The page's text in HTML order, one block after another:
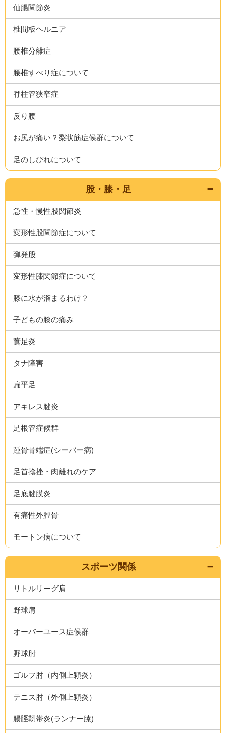
仙腸関節炎
椎間板ヘルニア
腰椎分離症
腰椎すべり症について
脊柱管狭窄症
反り腰
お尻が痛い？梨状筋症候群について
足のしびれについて
股・膝・足
急性・慢性股関節炎
変形性股関節症について
弾発股
変形性膝関節症について
膝に水が溜まるわけ？
子どもの膝の痛み
鵞足炎
タナ障害
扁平足
アキレス腱炎
足根管症候群
踵骨骨端症(シーバー病)
足首捻挫・肉離れのケア
足底腱膜炎
有痛性外脛骨
モートン病について
スポーツ関係
リトルリーグ肩
野球肩
オーバーユース症候群
野球肘
ゴルフ肘（内側上顆炎）
テニス肘（外側上顆炎）
腸脛靭帯炎(ランナー膝)